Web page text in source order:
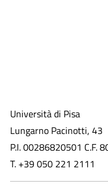
Università di Pisa
Lungarno Pacinotti, 43
P.I. 00286820501 C.F.
T. +39 050 221 2111